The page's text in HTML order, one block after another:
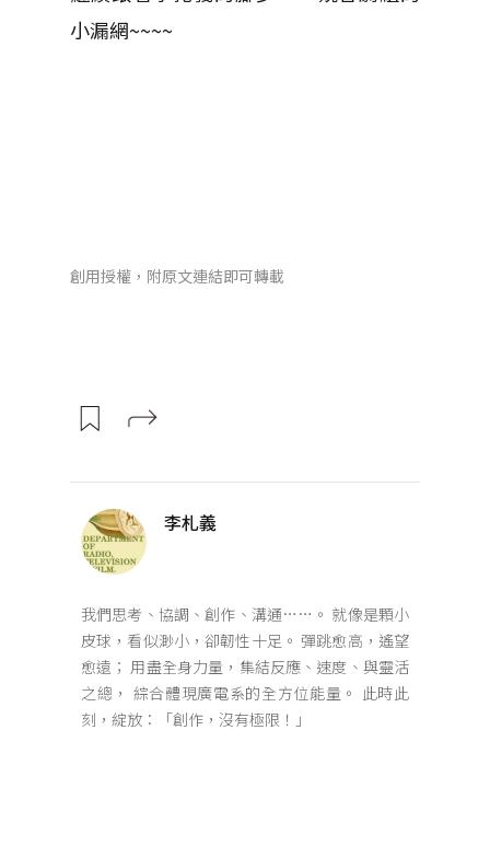
小漏網~~~~
創用授權，附原文連結即可轉載
李札義
我們思考、協調、創作、溝通……。 就像是顆小
皮球，看似渺小，卻韌性十足。 彈跳愈高，遙望
愈遠； 用盡全身力量，集結反應、速度、與靈活
之總， 綜合體現廣電系的全方位能量。 此時此
刻，綻放：「創作，沒有極限！」